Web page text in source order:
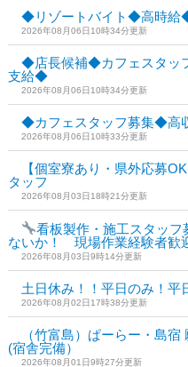
◆リゾートバイト◆高時
2026年08月06日10時34分更新
◆店長候補◆カフェスタ
支給◆
2026年08月06日10時34分更新
◆カフェスタッフ募集◆
2026年08月06日10時33分更新
【個室寮あり・県外応募
タッフ
2026年08月03日18時21分更新
看板製作・施工スタッフ
ないか！ 現場作業経験者歓
2026年08月03日9時14分更新
土日休み！！平日のみ！平
2026年08月02日17時38分更新
（竹富島）ぱーらー・島
(宿舎完備）
2026年08月01日9時27分更新